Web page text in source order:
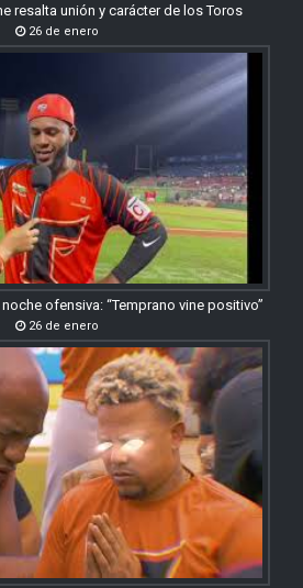
resalta unión y carácter de los Toros
26 de enero
ofensiva: “Temprano vine positivo”
26 de enero